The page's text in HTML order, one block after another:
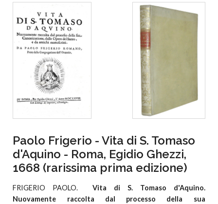
Paolo Frigerio - Vita di S. Tomaso
d'Aquino - Roma, Egidio Ghezzi,
1668 (rarissima prima edizione)
FRIGERIO PAOLO.
Vita di S. Tomaso d'Aquino.
Nuovamente raccolta dal processo della sua